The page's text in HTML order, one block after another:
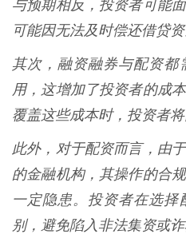
与预期相反，投资者可能
可能因无法及时偿还借贷
其次，融资融券与配资都
用，这增加了投资者的成
覆盖这些成本时，投资者将
此外，对于配资而言，由
的金融机构，其操作的合
一定隐患。投资者在选
别，避免陷入非法集资或诈